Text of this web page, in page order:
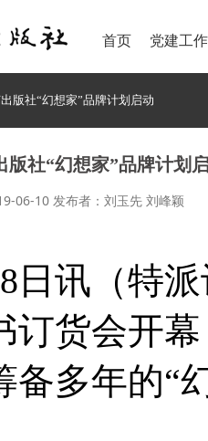
首页 党建工作
版社“幻想家”品牌计划启动
版社“幻想家”品牌计划
06-10 发布者：刘玉先 刘峰颖
日讯（特
订货会开
备多年的“